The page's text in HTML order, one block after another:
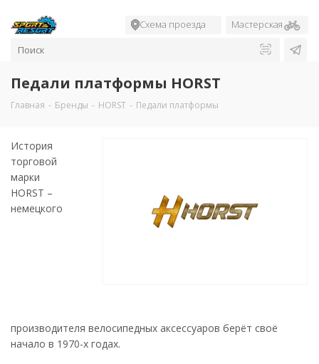
Схема проезда Мастерская
Педали платформы HORST
Главная - Бренды - HORST - Педали платформы
История
торговой
марки
HORST –
немецкого
производителя велосипедных аксессуаров берёт своё
начало в 1970-х годах.